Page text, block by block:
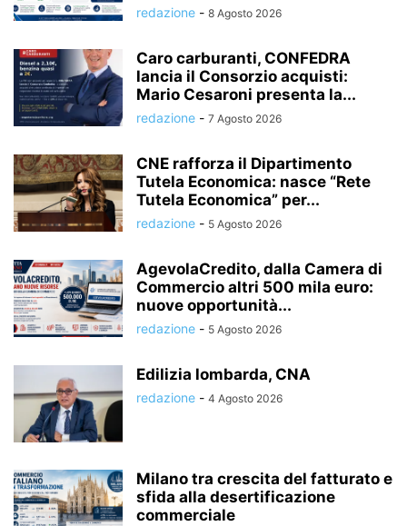
redazione - 8 Agosto 2026
Caro carburanti, CONFEDRA
lancia il Consorzio acquisti:
Mario Cesaroni presenta la...
redazione - 7 Agosto 2026
CNE rafforza il Dipartimento
Tutela Economica: nasce “Rete
Tutela Economica” per...
redazione - 5 Agosto 2026
AgevolaCredito, dalla Camera di
Commercio altri 500 mila euro:
nuove opportunità...
redazione - 5 Agosto 2026
Edilizia lombarda, CNA
redazione - 4 Agosto 2026
Milano tra crescita del fatturato e
sfida alla desertificazione
commerciale